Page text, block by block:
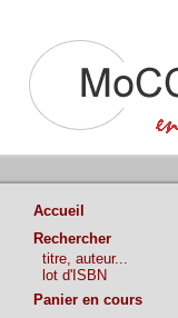
Accueil
Rechercher
titre, auteur...
lot d'ISBN
Panier en cours